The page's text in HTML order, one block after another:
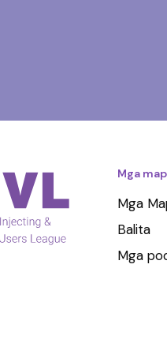
Mga
Mga
Balita
Mga